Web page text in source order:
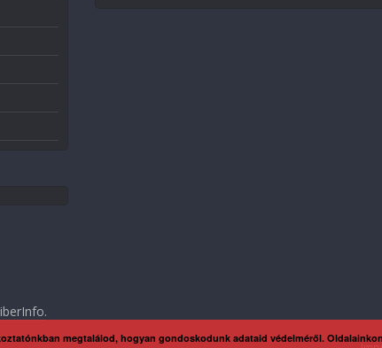
.
megtalálod, hogyan gondoskodunk adataid védelméről.